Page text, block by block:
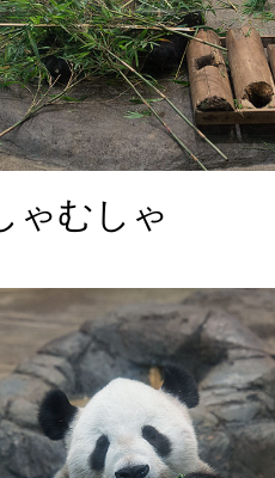
ゃむしゃ